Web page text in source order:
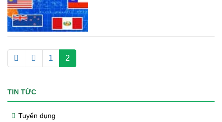
1 2
TIN TỨC
Tuyển dụng